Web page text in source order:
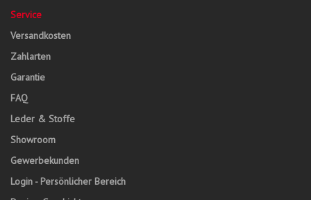
Service
Versandkosten
Zahlarten
Garantie
FAQ
Leder & Stoffe
Showroom
Gewerbekunden
Login - Persönlicher Bereich